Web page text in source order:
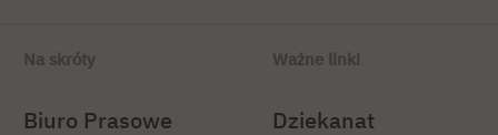
Na skróty
Biuro Prasowe
Ważne linki
Dziekanat